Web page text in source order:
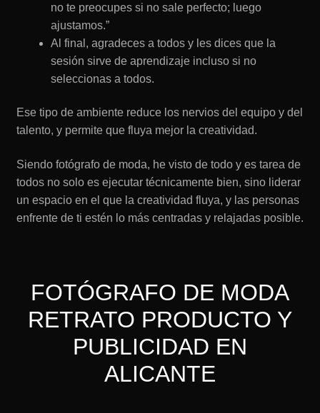
no te preocupes si no sale perfecto; luego
ajustamos.”
Al final, agradeces a todos y les dices que la
sesión sirve de aprendizaje incluso si no
seleccionas a todos.
Ese tipo de ambiente reduce los nervios del equipo y del
talento, y permite que fluya mejor la creatividad.
Siendo fotógrafo de moda, he visto de todo y es tarea de
todos no solo es ejecutar técnicamente bien, sino liderar
un espacio en el que la creatividad fluya, y las personas
enfrente de ti estén lo más centradas y relajadas posible.
FOTÓGRAFO DE MODA
RETRATO PRODUCTO Y
PUBLICIDAD EN
ALICANTE